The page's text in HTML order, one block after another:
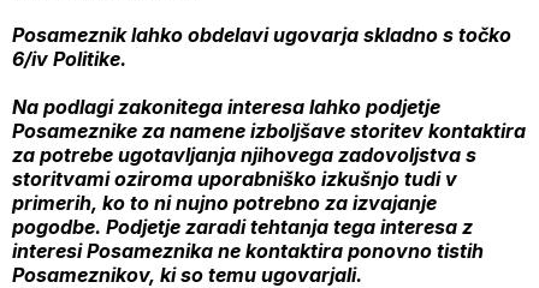
Posameznik lahko obdelavi ugovarja skladno s točko
6/iv Politike.
Na podlagi zakonitega interesa lahko podjetje
Posameznike za namene izboljšave storitev kontaktira
za potrebe ugotavljanja njihovega zadovoljstva s
storitvami oziroma uporabniško izkušnjo tudi v
primerih, ko to ni nujno potrebno za izvajanje
pogodbe. Podjetje zaradi tehtanja tega interesa z
interesi Posameznika ne kontaktira ponovno tistih
Posameznikov, ki so temu ugovarjali.